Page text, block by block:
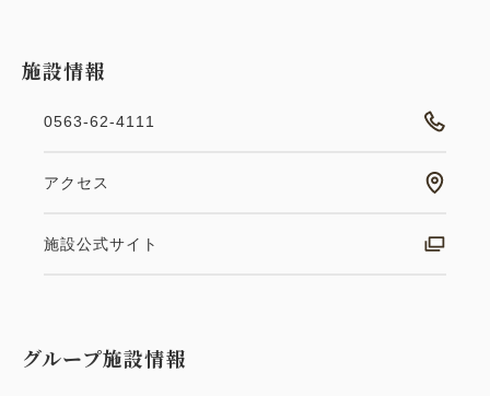
施設情報
0563-62-4111
アクセス
施設公式サイト
グループ施設情報